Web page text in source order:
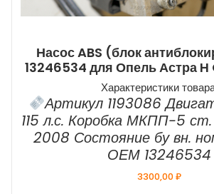
Насос ABS (блок
13246534 для Опель Астра
Характеристики
Артикул 1193086
115 л.с. Коробка МКПП-5 ст.
2008 Состояние бу вн.
ОЕМ 13246534
3300,00₽